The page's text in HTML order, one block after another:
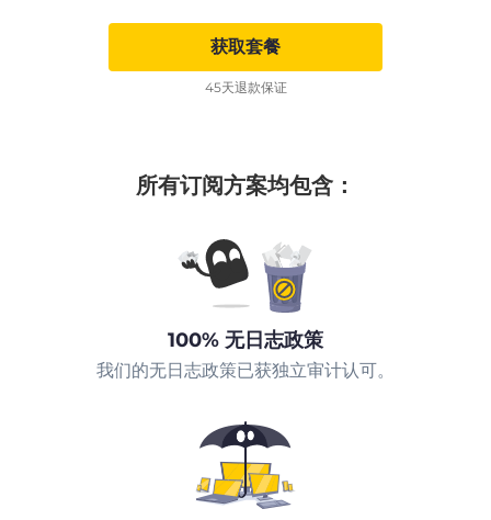
获取套餐
45天退款保证
所有订阅方案均包含：
100% 无日志政策
我们的无日志政策已获独立审计认可。